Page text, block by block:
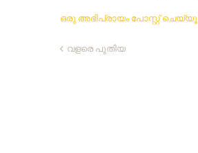
ഒരു അഭിപ്രായം പോസ്റ്റ് ചെയ്യൂ
വളരെ പുതിയ